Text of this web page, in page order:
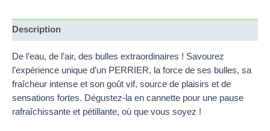
Description
De l’eau, de l’air, des bulles extraordinaires ! Savourez
l’expérience unique d’un PERRIER, la force de ses bulles, sa
fraîcheur intense et son goût vif, source de plaisirs et de
sensations fortes. Dégustez-la en cannette pour une pause
rafraîchissante et pétillante, où que vous soyez !